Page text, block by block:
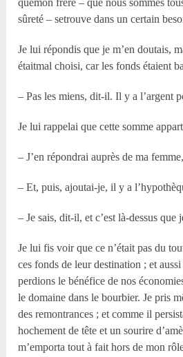
quemon frère – que nous sommes
sûreté – setrouve dans un certain
Je lui répondis que je m’en doutais,
étaitmal choisi, car les fonds étaient
– Pas les miens, dit-il. Il y a l’argent
Je lui rappelai que cette somme
– J’en répondrai auprès de ma
– Et, puis, ajoutai-je, il y a
– Je sais, dit-il, et c’est là-dessus que
Je lui fis voir que ce n’était pas du
ces fonds de leur destination ; et
perdions le bénéfice de nos
le domaine dans le bourbier. Je pris
des remontrances ; et comme il
hochement de tête et un sourire
m’emporta tout à fait hors de mon